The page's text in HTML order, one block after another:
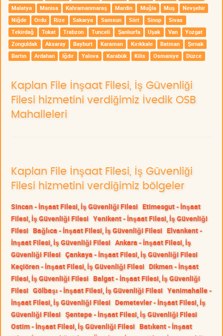
Malatya
Manisa Kahramanmaraş Mardin Muğla Muş
Nevşehir
Niğde
Ordu Rize Sakarya Samsun Siirt Sinop
Sivas
Tekirdağ
Tokat Trabzon Tunceli Şanlıurfa Uşak Van
Yozgat
Zonguldak
Aksaray Bayburt Karaman Kırıkkale Batman
Şırnak
Bartın
Ardahan Iğdır Yalova Karabük Kilis Osmaniye Düzce
Kaplan File İnşaat Filesi, İş Güvenliği
Filesi hizmetini verdiğimiz İvedik OSB
Mahalleleri
Kaplan File İnşaat Filesi, İş Güvenliği
Filesi hizmetini verdiğimiz bölgeler
Sincan - İnşaat Filesi, İş Güvenliği Filesi Etimesgut - İnşaat
Filesi, İş Güvenliği Filesi Yenikent - İnşaat Filesi, İş Güvenliği
Filesi Bağlıca - İnşaat Filesi, İş Güvenliği Filesi Elvankent -
İnşaat Filesi, İş Güvenliği Filesi Ankara - İnşaat Filesi, İş
Güvenliği Filesi Çankaya - İnşaat Filesi, İş Güvenliği Filesi
Keçiören - İnşaat Filesi, İş Güvenliği Filesi Dikmen - İnşaat
Filesi, İş Güvenliği Filesi Balgat - İnşaat Filesi, İş Güvenliği
Filesi Gölbaşı - İnşaat Filesi, İş Güvenliği Filesi Yenimahalle -
İnşaat Filesi, İş Güvenliği Filesi Demetevler - İnşaat Filesi, İş
Güvenliği Filesi Şentepe - İnşaat Filesi, İş Güvenliği Filesi
Ostim - İnşaat Filesi, İş Güvenliği Filesi Batıkent - İnşaat